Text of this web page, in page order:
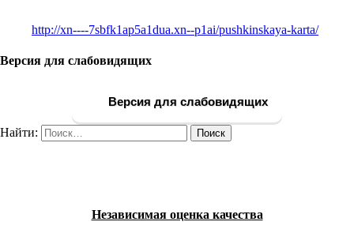
http://xn----7sbfk1ap5a1dua.xn--p1ai/pushkinskaya-karta/
Версия для слабовидящих
Версия для слабовидящих
Найти:
Независимая оценка качества